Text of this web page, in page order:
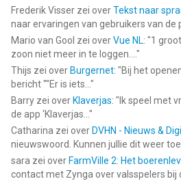
Frederik Visser zei overTekst naar
naar ervaringen van gebruikers van de
Mario van Gool zei overVue NL: "1
zoon niet meer in te loggen.... "
Thijs zei over Burgernet: "Bij het
bericht ""Er is iets... "
Barry zei over Klaverjas: " Ik speel met
de app ‘Klaverjas... "
Catharina zei over DVHN - Nieuws &
nieuwswoord. Kunnen jullie dit weer
sara zei over FarmVille 2: Het
contact met Zynga over valsspelers bij